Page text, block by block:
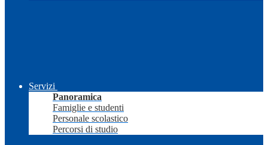
Servizi
Panoramica
Famiglie e studenti
Personale scolastico
Percorsi di studio